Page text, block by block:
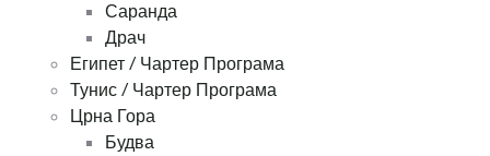
Саранда
Драч
Египет / Чартер Програма
Тунис / Чартер Програма
Црна Гора
Будва